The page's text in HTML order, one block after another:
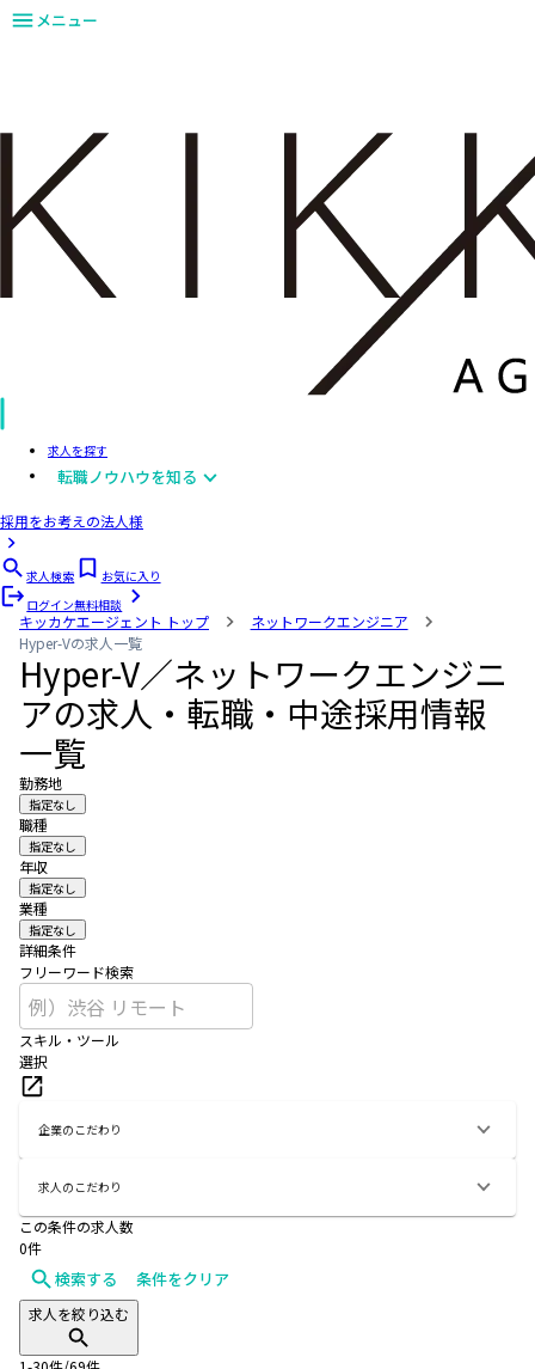
メニュー
求人を探す
転職ノウハウを知る
採用をお考えの法人様
求人検索
お気に入り
ログイン無料相談
キッカケエージェント トップ
ネットワークエンジニア
Hyper-Vの求人一覧
Hyper-V／ネットワークエンジニ
アの求人・転職・中途採用情報
一覧
勤務地
指定なし
職種
指定なし
年収
指定なし
業種
指定なし
詳細条件
フリーワード検索
スキル・ツール
選択
企業のこだわり
求人のこだわり
この条件の求人数
0件
検索する 条件をクリア
求人を絞り込む